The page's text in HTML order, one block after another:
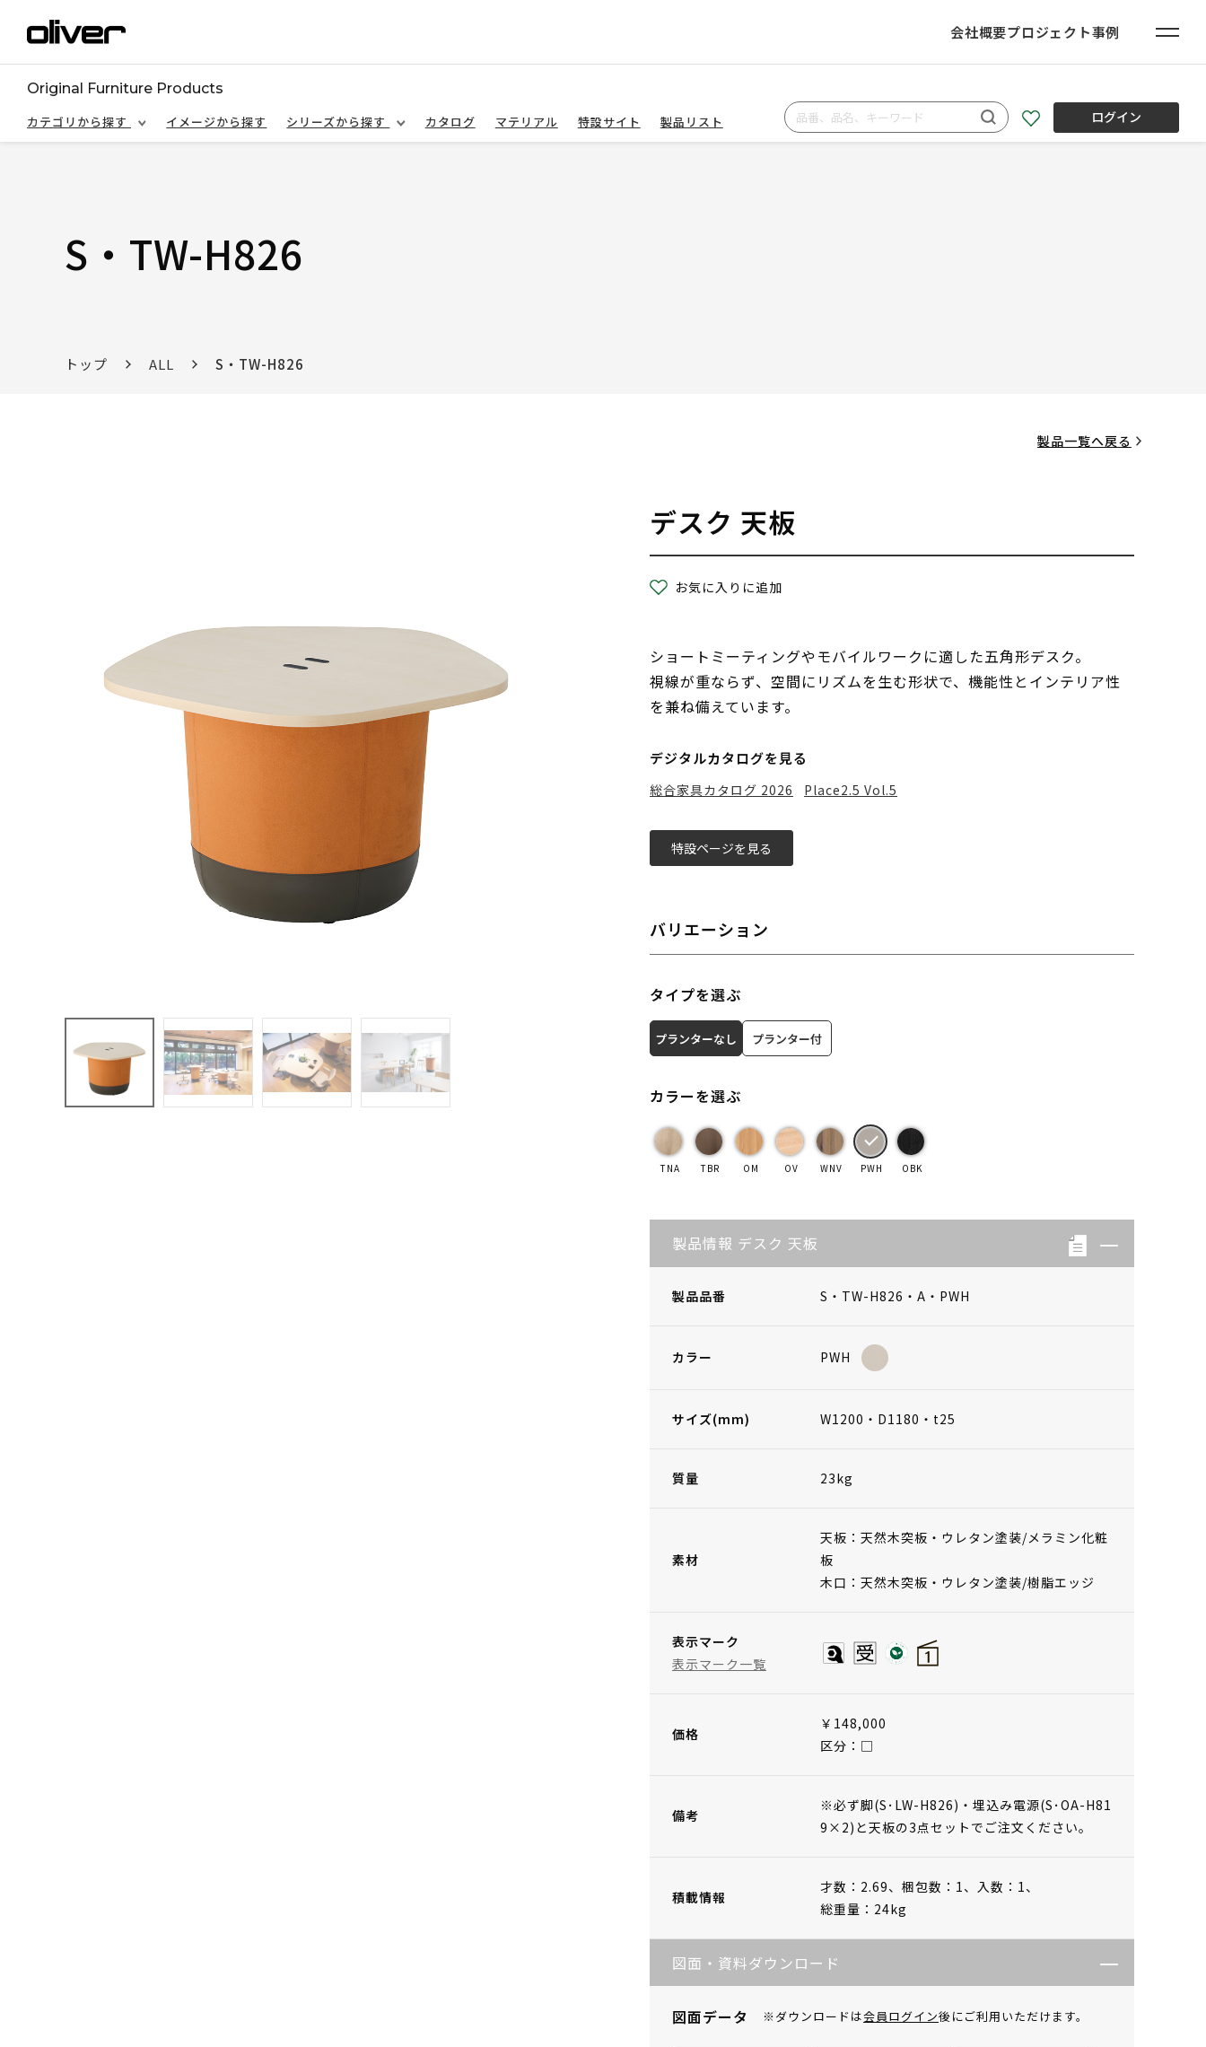
会社概要プロジェクト事例
Original Furniture Products
カテゴリから探す
イメージから探す シリーズから探す カタログ マテリアル 特設サイト 製品リスト ログイン
S・TW-H826
トップ ALL S・TW-H826
製品一覧へ戻る
デスク 天板
お気に入りに追加
ショートミーティングやモバイルワークに適した五角形デスク。
視線が重ならず、空間にリズムを生む形状で、機能性とインテリア性
を兼ね備えています。
デジタルカタログを見る
総合家具カタログ 2026 Place2.5 Vol.5
特設ページを見る
バリエーション
タイプを選ぶ
プランターなし プランター付
カラーを選ぶ
TNA TBR OM OV WNV PWH OBK
製品情報 デスク 天板
製品品番 S・TW-H826・A・PWH
カラー PWH
サイズ(mm) W1200・D1180・t25
質量 23kg
素材
天板：天然木突板・ウレタン塗装/メラミン化粧
板
木口：天然木突板・ウレタン塗装/樹脂エッジ
表示マーク
表示マーク一覧
価格
￥148,000
区分：□
備考
※必ず脚(S･LW-H826)・埋込み電源(S･OA-H81
9×2)と天板の3点セットでご注文ください。
積載情報
才数：2.69、 梱包数：1、 入数：1、
総重量：24kg
図面・資料ダウンロード
図面データ ※ダウンロードは会員ログイン後にご利用いただけます。